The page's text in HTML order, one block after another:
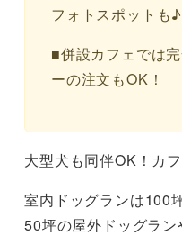
フォトスポットも♪
■併設カフェでは
ーの注文もOK！
大型犬も同伴OK！カ
室内ドッグランは100
50坪の屋外ドッグラ